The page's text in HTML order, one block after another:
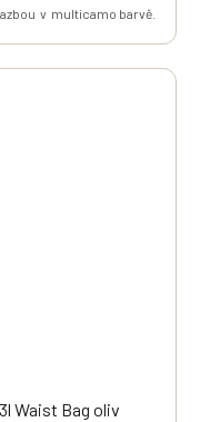
v multicamo barvě.
Waist Bag oliv